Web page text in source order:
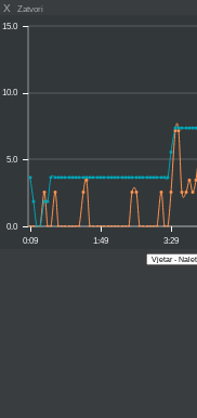
X Zatvori